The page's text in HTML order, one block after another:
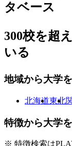
タベース
300校を超
いる
地域から大学
北海道東北
特徴から大学
※ 特徴検索は